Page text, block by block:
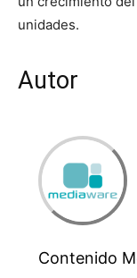
unidades.
Autor
Contenido